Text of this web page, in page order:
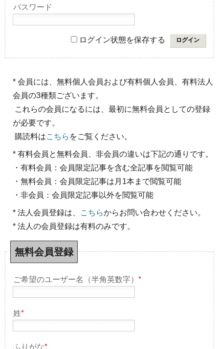
パスワード
ログイン状態を保存する
* 会員には、無料個人会員および有料個人会員、有料法人
会員の3種類ございます。
これらの会員になるには、最初に無料会員としての登録
が必要です。
購読料はこちら をご覧ください。
* 有料会員と無料会員、非会員の違いは下記の通りです。
・有料会員：会員限定記事を含む全記事を閲覧可能
・無料会員：会員限定記事は月1本まで閲覧可能
・非会員：会員限定記事以外を閲覧可能
* 法人会員登録は、 こちらからお問い合わせください。
* 法人の会員登録は有料のみです。
無料会員登録
ご希望のユーザー名（半角英数字） *
姓*
ふりがな*